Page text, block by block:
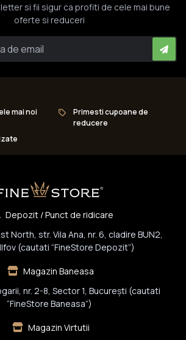
si fii sigur ca profiti de cele mai bune
oferte si reduceri
mai noi
Primesti cupoane de
reducere
Depozit / Punct de ridicare
North, str. Vila Ana, nr. 6, cladire BUN2,
(cautati “FineStore Depozit”)
Magazin Baneasa
nr. 2-8, Sector 1, Bucureşti (cautati
“FineStore Baneasa”)
Magazin Virtutii